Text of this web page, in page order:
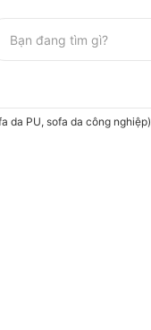
da PU, sofa da công nghiệp)